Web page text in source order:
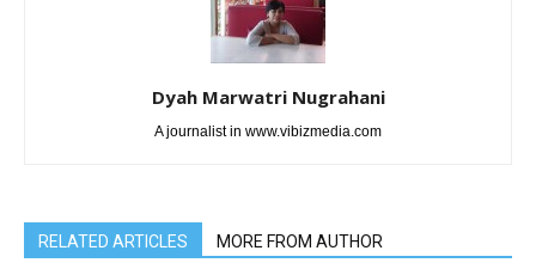
Dyah Marwatri Nugrahani
A journalist in www.vibizmedia.com
RELATED ARTICLES MORE FROM AUTHOR